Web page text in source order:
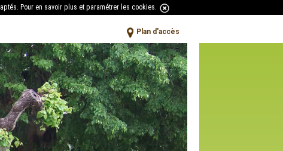
Pour en savoir plus et paramétrer les cookies
Plan d'accès